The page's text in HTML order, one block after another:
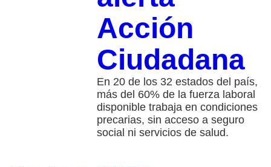
Acción
Ciudadana
En 20 de los 32 estados del país,
más del 60% de la fuerza laboral
disponible trabaja en condiciones
precarias, sin acceso a seguro
social ni servicios de salud.